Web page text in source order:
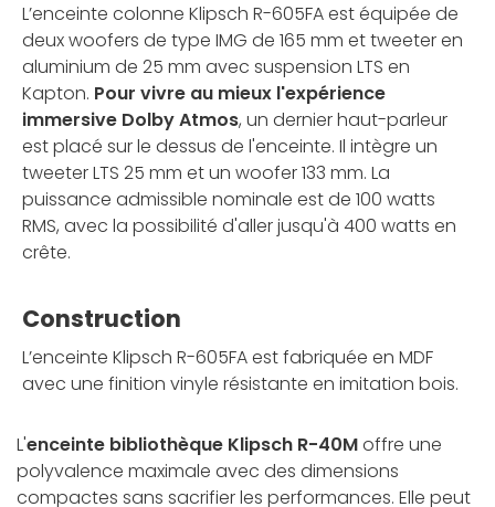
L’enceinte colonne Klipsch R-605FA est équipée de
deux woofers de type IMG de 165 mm et tweeter en
aluminium de 25 mm avec suspension LTS en
Kapton. Pour vivre au mieux l'expérience
immersive Dolby Atmos, un dernier haut-parleur
est placé sur le dessus de l'enceinte. Il intègre un
tweeter LTS 25 mm et un woofer 133 mm. La
puissance admissible nominale est de 100 watts
RMS, avec la possibilité d'aller jusqu'à 400 watts en
crête.
Construction
L’enceinte Klipsch R-605FA est fabriquée en MDF
avec une finition vinyle résistante en imitation bois.
L'enceinte bibliothèque Klipsch R-40Moffre une
polyvalence maximale avec des dimensions
compactes sans sacrifier les performances. Elle peut